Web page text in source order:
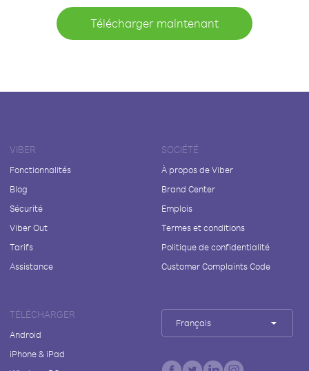
Télécharger maintenant
VIBER
Fonctionnalités
Blog
Sécurité
Viber Out
Tarifs
Assistance
SOCIÉTÉ
À propos de Viber
Brand Center
Emplois
Termes et conditions
Politique de confidentialité
Customer Complaints Code
TÉLÉCHARGER
Android
iPhone & iPad
Français